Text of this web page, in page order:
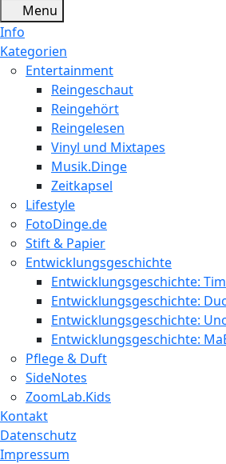
Menu
Info
Kategorien
Entertainment
Reingeschaut
Reingehört
Reingelesen
Vinyl und Mixtapes
Musik.Dinge
Zeitkapsel
Lifestyle
FotoDinge.de
Stift & Papier
Entwicklungsgeschichte
Entwicklungsgeschichte:
Entwicklungsgeschichte:
Entwicklungsgeschichte:
Entwicklungsgeschichte:
Pflege & Duft
SideNotes
ZoomLab.Kids
Kontakt
Datenschutz
Impressum